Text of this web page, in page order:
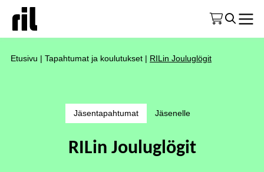
Etusivu | Tapahtumat ja koulutukset | RILin Jouluglögit
Jäsentapahtumat Jäsenelle
RILin Jouluglögit